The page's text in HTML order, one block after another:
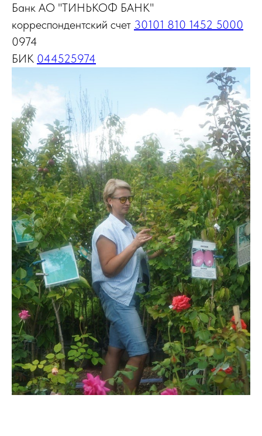
Банк АО "ТИНЬКОФ БАНК"
корреспондентский счет 30101 810 1452 5000
0974
БИК 044525974